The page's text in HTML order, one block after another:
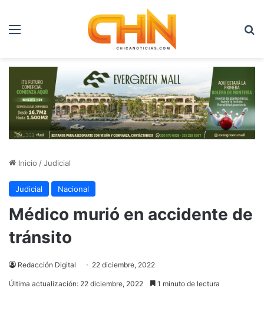
Menú
Inicio /Judicial
Judicial Nacional
Médico murió en accidente de
tránsito
Redacción Digital 22 diciembre, 2022
Última actualización: 22 diciembre, 2022 1 minuto de lectura